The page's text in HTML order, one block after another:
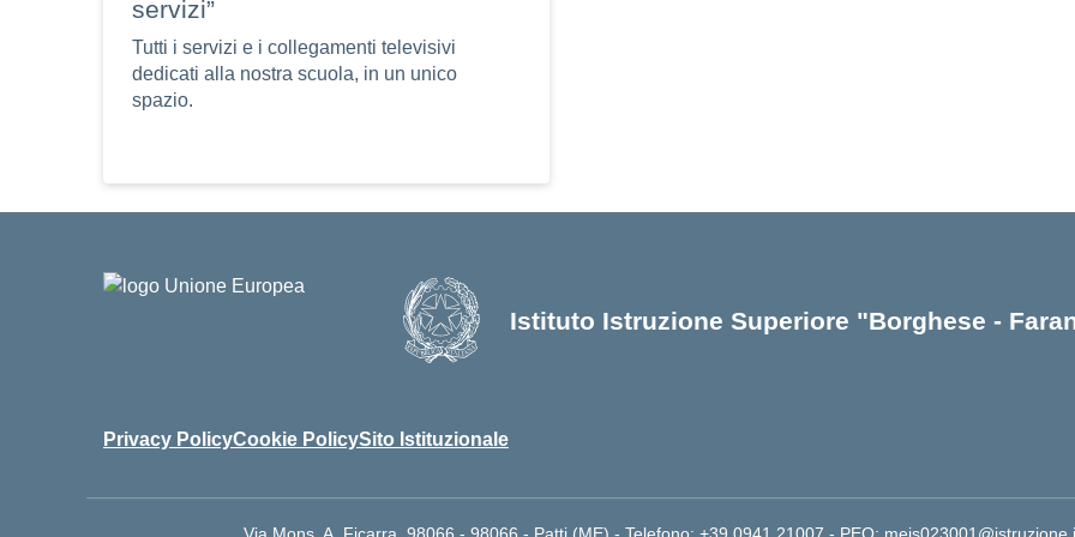
servizi”
Tutti i servizi e i collegamenti televisivi
dedicati alla nostra scuola, in un unico
spazio.
Istituto Istruzione Superiore "Borghese -
Privacy PolicyCookie PolicySito Istituzionale